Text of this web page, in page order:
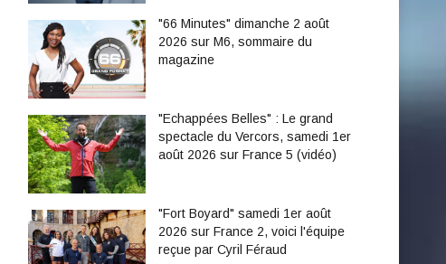
"66 Minutes" dimanche 2 août
2026 sur M6, sommaire du
magazine
"Echappées Belles" : Le grand
spectacle du Vercors, samedi 1er
août 2026 sur France 5 (vidéo)
"Fort Boyard" samedi 1er août
2026 sur France 2, voici l'équipe
reçue par Cyril Féraud